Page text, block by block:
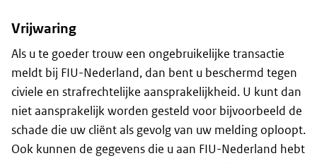
Vrijwaring
Als u te goeder trouw een ongebruikelijke transactie
meldt bij FIU-Nederland, dan bent u beschermd tegen
civiele en strafrechtelijke aansprakelijkheid. U kunt dan
niet aansprakelijk worden gesteld voor bijvoorbeeld de
schade die uw cliënt als gevolg van uw melding oploopt.
Ook kunnen de gegevens die u aan FIU-Nederland hebt